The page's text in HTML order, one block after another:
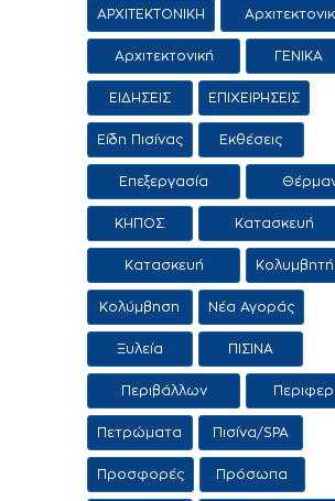
ΑΡΧΙΤΕΚΤΟΝΙΚΗ
προτάσεις
Αρχιτεκτονική
Τοπίου
ΓΕΝΙΚΑ
ΕΙΔΗΣΕΙΣ ΕΠΙΧΕΙΡΗΣΕΙΣ
Είδη Πισίνας Εκθέσεις
Επεξεργασία
Νερού
ΚΗΠΟΣ
Κατασκευή
εμπορία αιθρίων
Κατασκευή
εμπορία
κολυμβητικών
δεξαμενών
Κολύμβηση Νέα Αγοράς
Ξυλεία ΠΙΣΙΝΑ
Περιβάλλων
χώρος
Πετρώματα Πισίνα/SPA
Προσφορές Πρόσωπα